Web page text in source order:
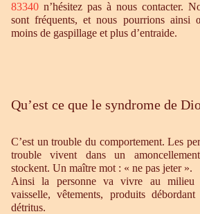
83340 n’hésitez pas à nous contacter.
sont fréquents, et nous pourrions ainsi
moins de gaspillage et plus d’entraide.
Qu’est ce que le syndrome de
C’est un trouble du comportement. Les
trouble vivent dans un
stockent. Un maître mot : « ne pas jeter ».
Ainsi la personne va vivre au milieu
vaisselle, vêtements, produits
détritus.